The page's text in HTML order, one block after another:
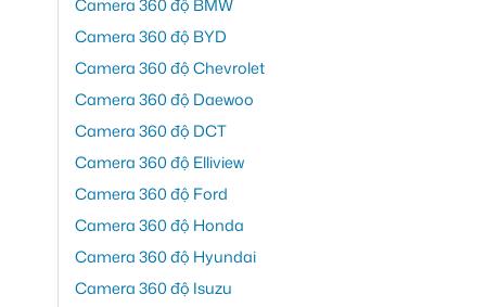
Camera 360 độ BMW
Camera 360 độ BYD
Camera 360 độ Chevrolet
Camera 360 độ Daewoo
Camera 360 độ DCT
Camera 360 độ Elliview
Camera 360 độ Ford
Camera 360 độ Honda
Camera 360 độ Hyundai
Camera 360 độ Isuzu